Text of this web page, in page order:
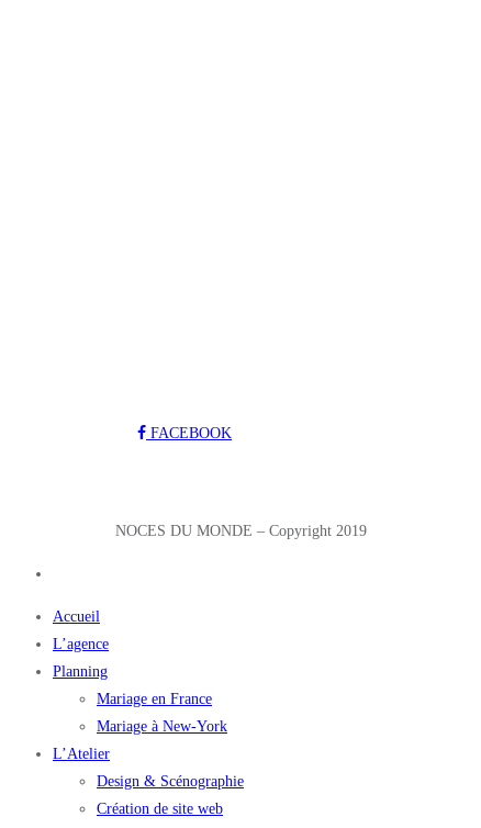
FACEBOOK
NOCES DU MONDE – Copyright 2019
Accueil
L’agence
Planning
Mariage en France
Mariage à New-York
L’Atelier
Design & Scénographie
Création de site web